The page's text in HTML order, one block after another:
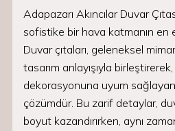
Adapazarı Akıncılar Duvar
sofistike bir hava katmanın en
Duvar çıtaları, geleneksel
tasarım anlayışıyla
dekorasyonuna uyum
çözümdür. Bu zarif detaylar,
boyut kazandırırken, aynı